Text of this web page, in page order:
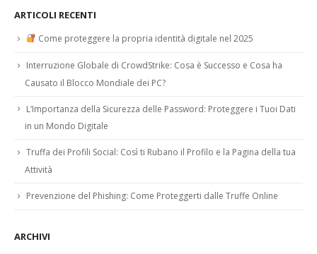
ARTICOLI RECENTI
Come proteggere la propria identità digitale nel 2025
Interruzione Globale di CrowdStrike: Cosa è Successo e Cosa ha
Causato il Blocco Mondiale dei PC?
L’Importanza della Sicurezza delle Password: Proteggere i Tuoi Dati
in un Mondo Digitale
Truffa dei Profili Social: Così ti Rubano il Profilo e la Pagina della tua
Attività
Prevenzione del Phishing: Come Proteggerti dalle Truffe Online
ARCHIVI